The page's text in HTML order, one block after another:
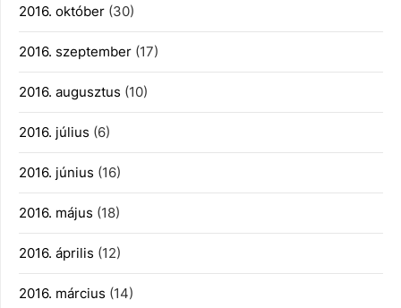
2016. október (30)
2016. szeptember (17)
2016. augusztus (10)
2016. július (6)
2016. június (16)
2016. május (18)
2016. április (12)
2016. március (14)